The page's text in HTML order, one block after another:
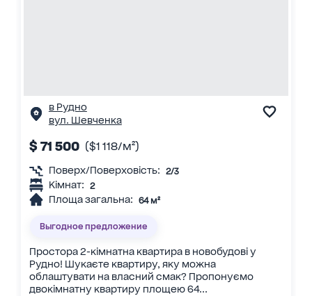
в Рудно
вул. Шевченка
$ 71 500 ($1 118/м²)
Поверх/Поверховість: 2/3
Кімнат: 2
Площа загальна: 64 м²
Выгодное предложение
Простора 2-кімнатна квартира в новобудові у
Рудно! Шукаєте квартиру, яку можна
облаштувати на власний смак? Пропонуємо
двокімнатну квартиру площею 64...